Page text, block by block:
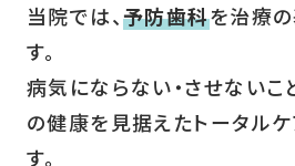
当院では、予防歯科を治療
す。
病気にならない・させないこ
の健康を見据えたトータル
す。